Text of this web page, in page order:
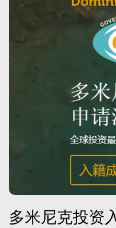
多米尼克投资